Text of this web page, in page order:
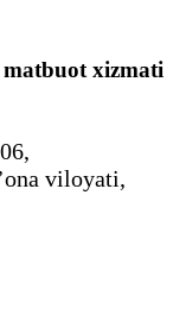
xizmati
viloyati,